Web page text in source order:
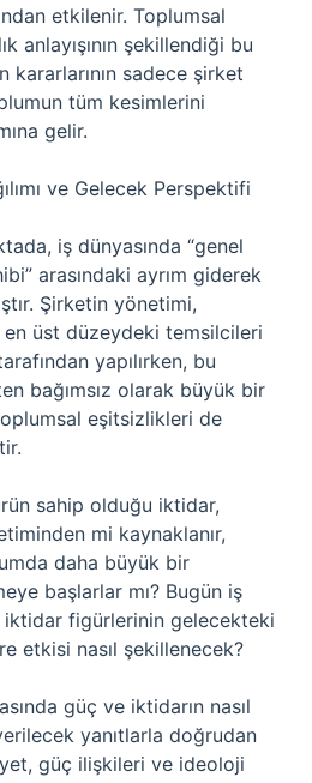
etkilenir. Toplumsal
anlayışının şekillendiği bu
kararlarının sadece şirket
tüm kesimlerini
gelir.
ve Gelecek Perspektifi
iş dünyasında “genel
arasındaki ayrım giderek
Şirketin yönetimi,
üst düzeydeki temsilcileri
yapılırken, bu
bağımsız olarak büyük bir
eşitsizlikleri de
sahip olduğu iktidar,
mi kaynaklanır,
daha büyük bir
başlarlar mı? Bugün iş
iktidar figürlerinin gelecekteki
etkisi nasıl şekillenecek?
güç ve iktidarın nasıl
yanıtlarla doğrudan
güç ilişkileri ve ideoloji